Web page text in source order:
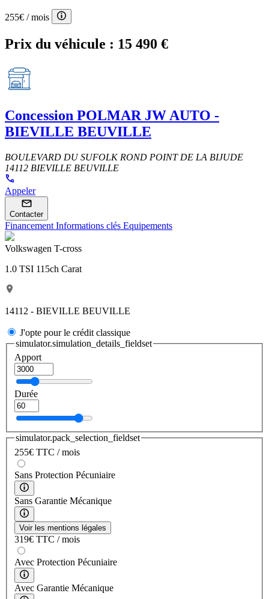
255€ / mois
Prix du véhicule : 15 490 €
Concession POLMAR JW AUTO -
BIEVILLE BEUVILLE
BOULEVARD DU SUFOLK ROND POINT DE LA BIJUDE
14112 BIEVILLE BEUVILLE
Appeler
Contacter
Financement Informations clés Equipements
Volkswagen T-cross
1.0 TSI 115ch Carat
14112 - BIEVILLE BEUVILLE
J'opte pour le crédit classique
simulator.simulation_details_fieldset
Apport
Durée
simulator.pack_selection_fieldset
255€ TTC / mois
Sans Protection Pécuniaire
Sans Garantie Mécanique
Voir les mentions légales
319€ TTC / mois
Avec Protection Pécuniaire
Avec Garantie Mécanique